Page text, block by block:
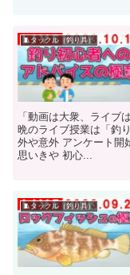
🧵タックル（釣り具）
「動画は大衆、ライブ
晩のライブ授業は「釣
外や意外 アンケート開
思いきや 初心...
🧵タックル（釣り具）